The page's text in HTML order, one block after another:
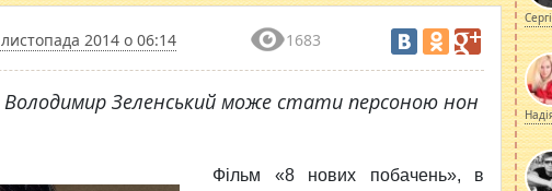
2014 о 06:14 1683
Володимир Зеленський може стати персоною нон
Фільм «8 нових побачень», в